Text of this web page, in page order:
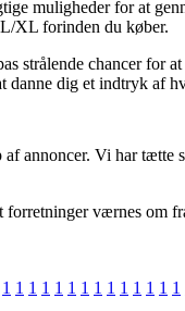
muligheder for at
XL forinden du køber.
strålende chancer for
danne dig et indtryk af
annoncer. Vi har tætte
forretninger værnes om
1 1 1 1 1 1 1 1 1 1 1 1 1 1